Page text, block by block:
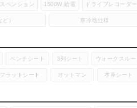
スペンション 1500W 給電 ドライブレコーダー
） 寒冷地仕様
ベンチシート 3列シート ウォークスルー
ラットシート オットマン 本革シート